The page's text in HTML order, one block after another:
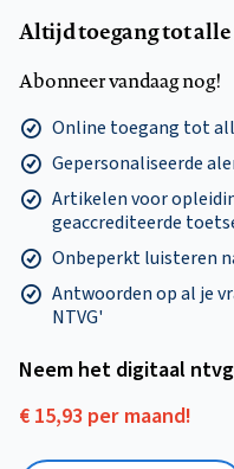
Altijd toegang tot
Abonneer vandaag nog!
Online toegang tot
Gepersonaliseerde
Artikelen voor
geaccrediteerde
Onbeperkt luisteren
Antwoorden op al je
NTVG'
Neem het digitaal
€ 15,93 per maand!